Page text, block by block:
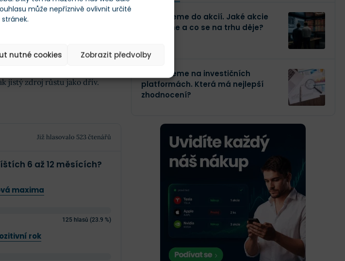
může nepříznivě ovlivnit určité
nutné cookies Zobrazit předvolby
nákupem NBCUniversal v roce
na téměř 40 miliard dolarů a
streamovací služby tlačí na
jistý zdroj růstu jako dřív.
Již hlasovalo 523 čtenářů
6 až 12 měsících?
maxima
125 hlasů (23.9 %)
rok
Investujeme do akcií. Jaké akcie
kupujeme a co se na trhu děje?
Investujeme na investičních
platformách. Která má nejlepší
zhodnocení?